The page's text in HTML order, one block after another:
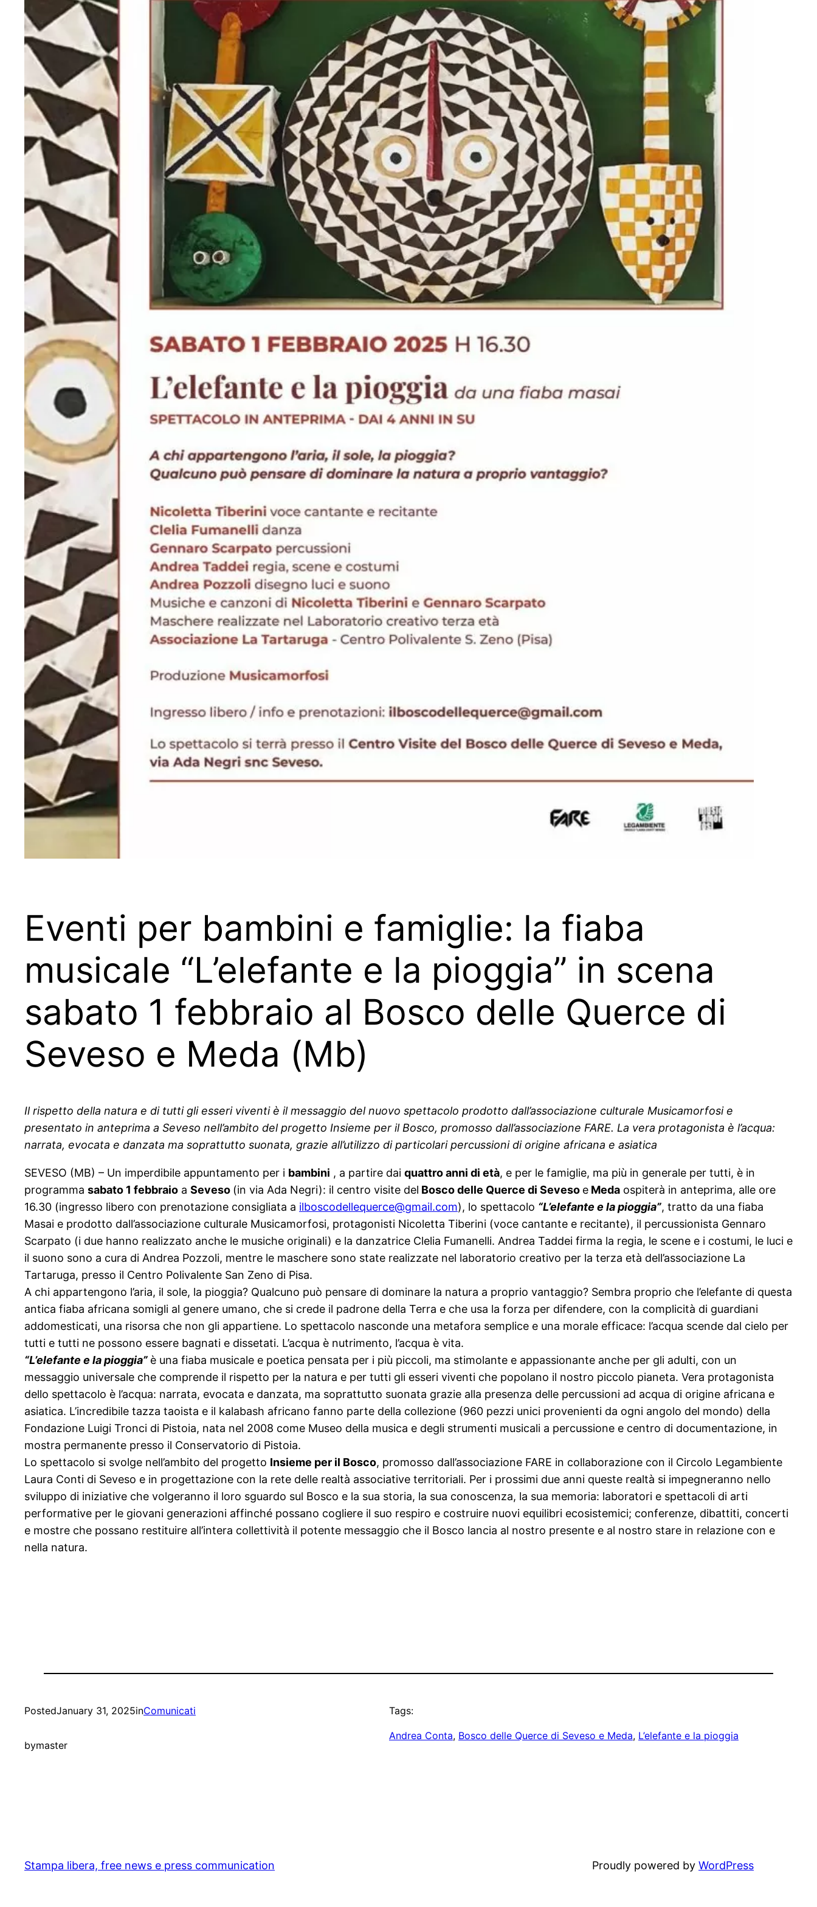
Eventi per bambini e famiglie: la fiaba
musicale “L’elefante e la pioggia” in scena
sabato 1 febbraio al Bosco delle Querce di
Seveso e Meda (Mb)
Il rispetto della natura e di tutti gli esseri viventi è il messaggio del nuovo spettacolo prodotto dall’associazione culturale Musicamorfosi e
presentato in anteprima a Seveso nell’ambito del progetto Insieme per il Bosco, promosso dall’associazione FARE. La vera protagonista è l’acqua:
narrata, evocata e danzata ma soprattutto suonata, grazie all’utilizzo di particolari percussioni di origine africana e asiatica
SEVESO (MB) – Un imperdibile appuntamento per i bambini , a partire dai quattro anni di età, e per le famiglie, ma più in generale per tutti, è in
programma sabato 1 febbraio a Seveso (in via Ada Negri): il centro visite del Bosco delle Querce di Seveso e Meda ospiterà in anteprima, alle ore
16.30 (ingresso libero con prenotazione consigliata a ilboscodellequerce@gmail.com), lo spettacolo “L’elefante e la pioggia”, tratto da una fiaba
Masai e prodotto dall’associazione culturale Musicamorfosi, protagonisti Nicoletta Tiberini (voce cantante e recitante), il percussionista Gennaro
Scarpato (i due hanno realizzato anche le musiche originali) e la danzatrice Clelia Fumanelli. Andrea Taddei firma la regia, le scene e i costumi, le luci e
il suono sono a cura di Andrea Pozzoli, mentre le maschere sono state realizzate nel laboratorio creativo per la terza età dell’associazione La
Tartaruga, presso il Centro Polivalente San Zeno di Pisa.
A chi appartengono l’aria, il sole, la pioggia? Qualcuno può pensare di dominare la natura a proprio vantaggio? Sembra proprio che l’elefante di questa
antica fiaba africana somigli al genere umano, che si crede il padrone della Terra e che usa la forza per difendere, con la complicità di guardiani
addomesticati, una risorsa che non gli appartiene. Lo spettacolo nasconde una metafora semplice e una morale efficace: l’acqua scende dal cielo per
tutti e tutti ne possono essere bagnati e dissetati. L’acqua è nutrimento, l’acqua è vita.
“L’elefante e la pioggia” è una fiaba musicale e poetica pensata per i più piccoli, ma stimolante e appassionante anche per gli adulti, con un
messaggio universale che comprende il rispetto per la natura e per tutti gli esseri viventi che popolano il nostro piccolo pianeta. Vera protagonista
dello spettacolo è l’acqua: narrata, evocata e danzata, ma soprattutto suonata grazie alla presenza delle percussioni ad acqua di origine africana e
asiatica. L’incredibile tazza taoista e il kalabash africano fanno parte della collezione (960 pezzi unici provenienti da ogni angolo del mondo) della
Fondazione Luigi Tronci di Pistoia, nata nel 2008 come Museo della musica e degli strumenti musicali a percussione e centro di documentazione, in
mostra permanente presso il Conservatorio di Pistoia.
Lo spettacolo si svolge nell’ambito del progetto Insieme per il Bosco, promosso dall’associazione FARE in collaborazione con il Circolo Legambiente
Laura Conti di Seveso e in progettazione con la rete delle realtà associative territoriali. Per i prossimi due anni queste realtà si impegneranno nello
sviluppo di iniziative che volgeranno il loro sguardo sul Bosco e la sua storia, la sua conoscenza, la sua memoria: laboratori e spettacoli di arti
performative per le giovani generazioni affinché possano cogliere il suo respiro e costruire nuovi equilibri ecosistemici; conferenze, dibattiti, concerti
e mostre che possano restituire all’intera collettività il potente messaggio che il Bosco lancia al nostro presente e al nostro stare in relazione con e
nella natura.
PostedJanuary 31, 2025inComunicati
bymaster
Tags:
Andrea Conta, Bosco delle Querce di Seveso e Meda, L’elefante e la pioggia
Stampa libera, free news e press communication Proudly powered by WordPress